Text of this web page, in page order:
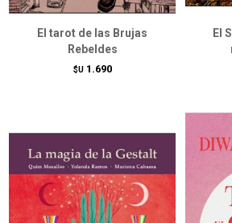
El tarot de las Brujas
Rebeldes
$U 1.690
El